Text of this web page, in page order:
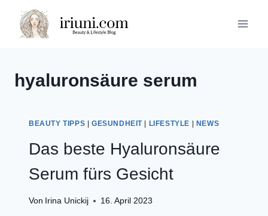
Inhalt
springen
hyaluronsäure serum
BEAUTY TIPPS GESUNDHEIT| LIFESTYLE NEWS
Das beste Hyaluronsäure
Serum fürs Gesicht
Von Irina Unickij 16. April 2023